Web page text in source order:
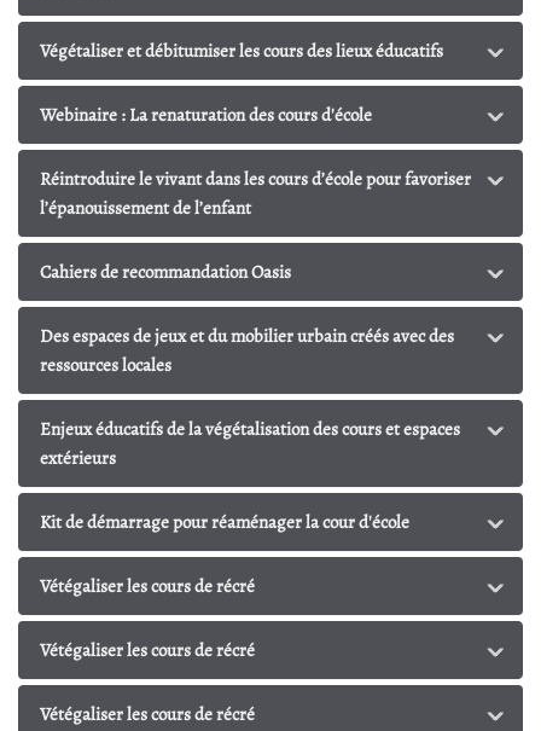
Végétaliser et débitumiser les cours des lieux éducatifs
Webinaire : La renaturation des cours d'école
Réintroduire le vivant dans les cours d’école pour favoriser
l’épanouissement de l’enfant
Cahiers de recommandation Oasis
Des espaces de jeux et du mobilier urbain créés avec des
ressources locales
Enjeux éducatifs de la végétalisation des cours et espaces
extérieurs
Kit de démarrage pour réaménager la cour d'école
Vétégaliser les cours de récré
Vétégaliser les cours de récré
Vétégaliser les cours de récré